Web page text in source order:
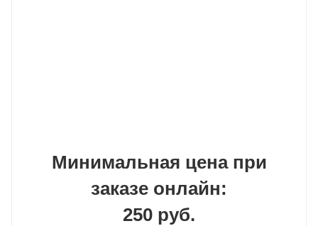
Минимальная цена при
заказе онлайн:
250 руб.